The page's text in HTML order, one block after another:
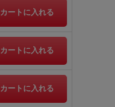
カートに入れる
カートに入れる
カートに入れる